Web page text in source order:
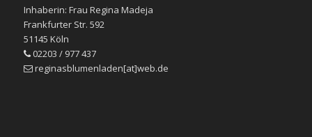
Inhaberin: Frau Regina Madeja
Frankfurter Str. 592
51145 Köln
02203 / 977 437
reginasblumenladen[at]web.de